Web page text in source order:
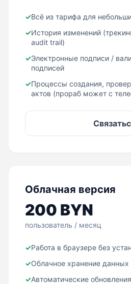
✓Всё из тарифа для
✓История изменений
audit trail)
✓Электронные подписи /
подписей
✓Процессы создания,
актов (прораб может с
Облачная версия
200 BYN
пользователь / месяц
✓Работа в браузере без
✓Облачное хранение данных
✓Автоматические обновления